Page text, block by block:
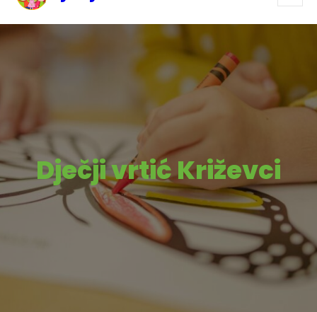
Dječji vrtić Križevci